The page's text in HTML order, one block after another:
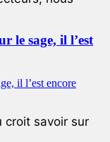
le sage, il l’est
croit savoir sur